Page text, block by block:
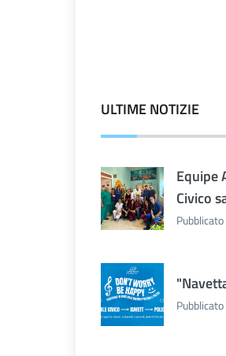
ULTIME NOTIZIE
Equipe
Civico